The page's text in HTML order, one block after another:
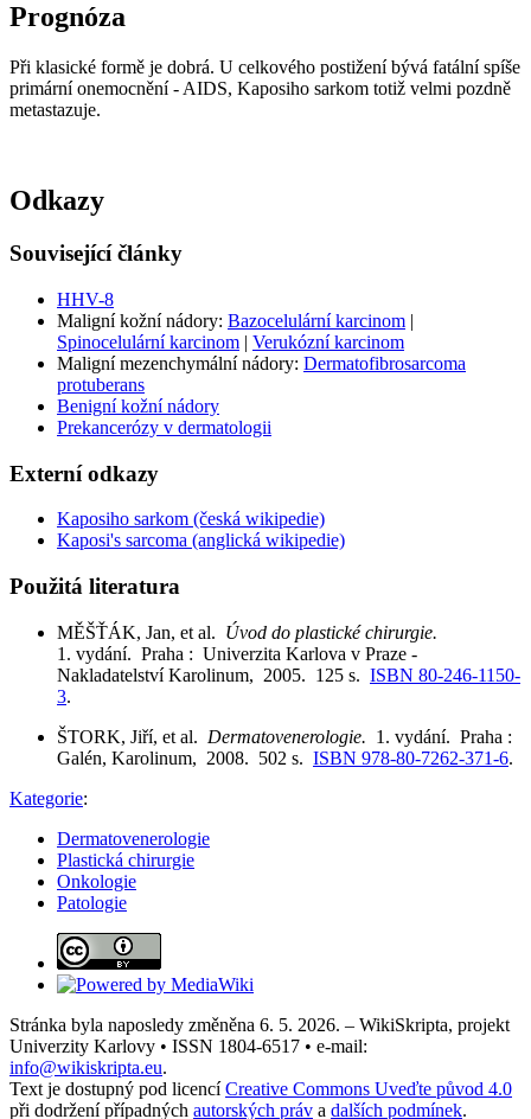
Prognóza
Při klasické formě je dobrá. U celkového postižení bývá fatální spíše
primární onemocnění - AIDS, Kaposiho sarkom totiž velmi pozdně
metastazuje.
Odkazy
Související články
HHV-8
Maligní kožní nádory: Bazocelulární karcinom |
Spinocelulární karcinom | Verukózní karcinom
Maligní mezenchymální nádory: Dermatofibrosarcoma
protuberans
Benigní kožní nádory
Prekancerózy v dermatologii
Externí odkazy
Kaposiho sarkom (česká wikipedie)
Kaposi's sarcoma (anglická wikipedie)
Použitá literatura
MĚŠŤÁK, Jan, et al. Úvod do plastické chirurgie.
1. vydání. Praha : Univerzita Karlova v Praze -
Nakladatelství Karolinum, 2005. 125 s. ISBN 80-246-1150-
3.
ŠTORK, Jiří, et al. Dermatovenerologie. 1. vydání. Praha :
Galén, Karolinum, 2008. 502 s. ISBN 978-80-7262-371-6.
Kategorie:
Dermatovenerologie
Plastická chirurgie
Onkologie
Patologie
Stránka byla naposledy změněna 6. 5. 2026. – WikiSkripta, projekt
Univerzity Karlovy • ISSN 1804-6517 • e-mail:
info@wikiskripta.eu.
Text je dostupný pod licencíCreative Commons Uveďte původ 4.0
při dodržení případných autorských práv a dalších podmínek.